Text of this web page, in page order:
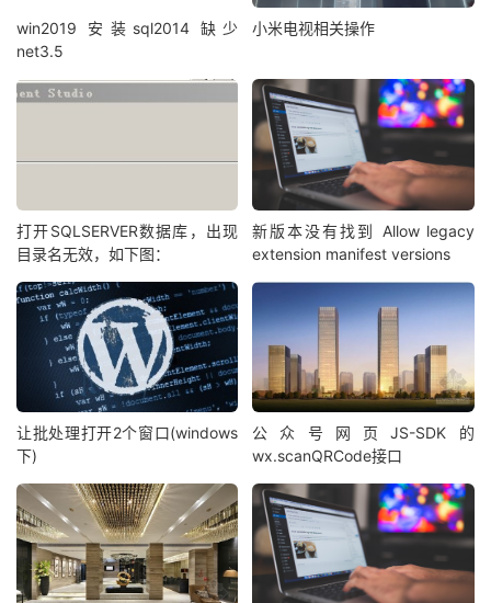
win2019 安装sql2014 缺少
net3.5
小米电视相关操作
打开SQLSERVER数据库，出现
目录名无效，如下图：
新版本没有找到 Allow legacy
extension manifest versions
让批处理打开2个窗口(windows
下)
公众号网页JS-SDK的
wx.scanQRCode接口